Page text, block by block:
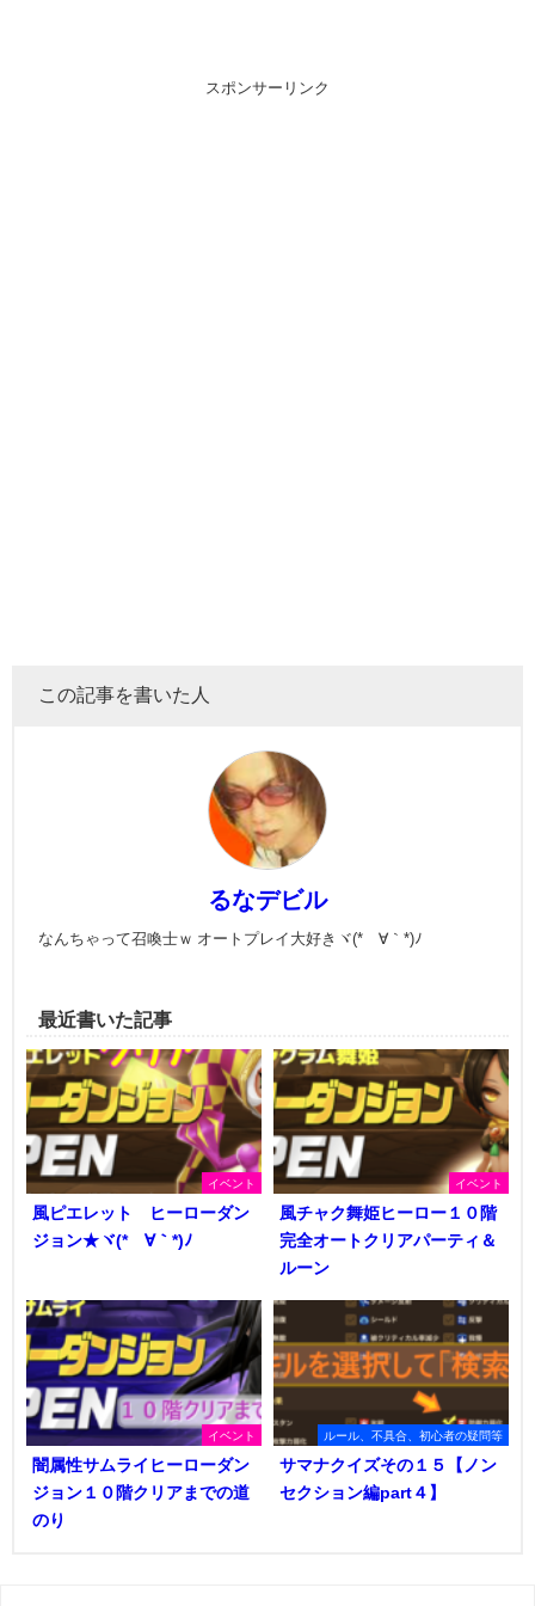
スポンサーリンク
この記事を書いた人
るなデビル
なんちゃって召喚士ｗ オートプレイ大好きヾ(*´∀｀*)ﾉ
最近書いた記事
イベント
風ピエレット ヒーローダン
ジョン★ヾ(*´∀｀*)ﾉ
イベント
風チャク舞姫ヒーロー１０階
完全オートクリアパーティ＆
ルーン
イベント
闇属性サムライヒーローダン
ジョン１０階クリアまでの道
のり
ルール、不具合、初心者の疑問等
サマナクイズその１５【ノン
セクション編part４】